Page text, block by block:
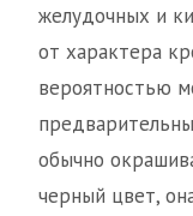
желудочных и
от характера
вероятностью
обычно
черный цвет,